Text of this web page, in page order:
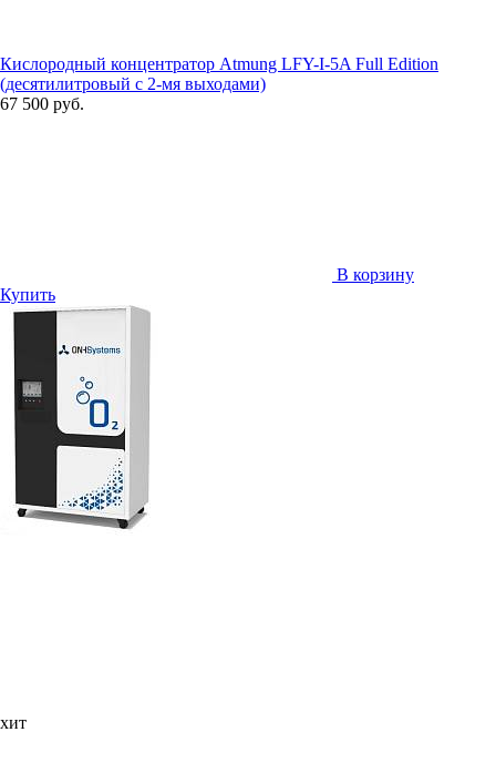
Кислородный концентратор Atmung LFY-I-5A Full Edition
(десятилитровый с 2-мя выходами)
67 500 руб.
В корзину
Купить
хит